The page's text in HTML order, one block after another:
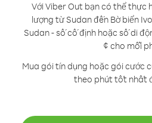
Với Viber Out bạn có thể thực
lượng từ Sudan đến Bờ biển
Sudan - số cố định hoặc số di
¢ cho mỗi
Mua gói tín dụng hoặc gói cước
theo phút tốt nhất